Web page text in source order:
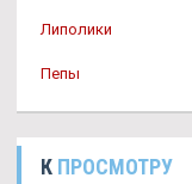
Липолики
Пепы
К ПРОСМОТРУ